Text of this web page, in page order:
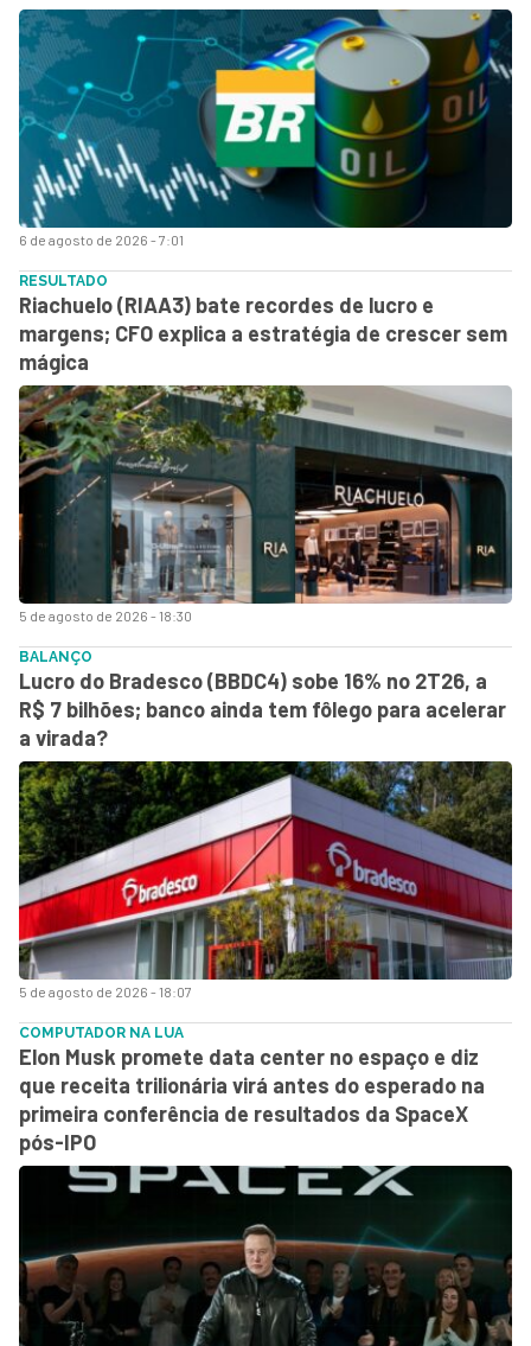
6 de agosto de 2026 - 7:01
5 de agosto de 2026 - 18:30
RESULTADO
Riachuelo (RIAA3) bate recordes de lucro e
margens; CFO explica a estratégia de crescer sem
mágica
5 de agosto de 2026 - 18:07
BALANÇO
Lucro do Bradesco (BBDC4) sobe 16% no 2T26, a
R$ 7 bilhões; banco ainda tem fôlego para acelerar
a virada?
COMPUTADOR NA LUA
Elon Musk promete data center no espaço e diz
que receita trilionária virá antes do esperado na
primeira conferência de resultados da SpaceX
pós-IPO